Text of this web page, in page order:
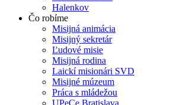
Halenkov
Čo robíme
Misijná animácia
Misijný sekretár
Ľudové misie
Misijná rodina
Laickí misionári SVD
Misijné múzeum
Práca s mládežou
UPeCe Bratislava